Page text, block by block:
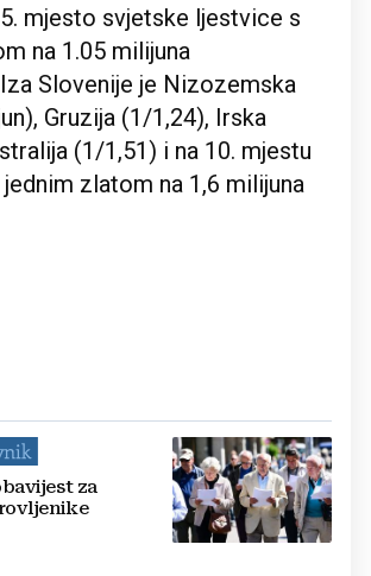
mjesto svjetske ljestvice s
na 1.05 milijuna
Slovenije je Nizozemska
Gruzija (1/1,24), Irska
(1/1,51) i na 10. mjestu
zlatom na 1,6 milijuna
za